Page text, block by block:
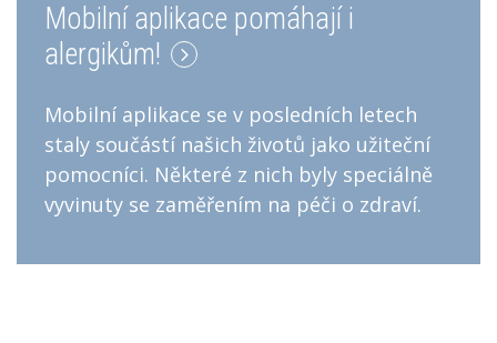
Mobilní aplikace pomáhají i
alergikům!
Mobilní aplikace se v posledních letech
staly součástí našich životů jako užiteční
pomocníci. Některé z nich byly speciálně
vyvinuty se zaměřením na péči o zdraví.